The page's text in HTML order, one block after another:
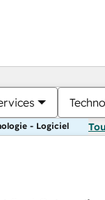
- Logiciel